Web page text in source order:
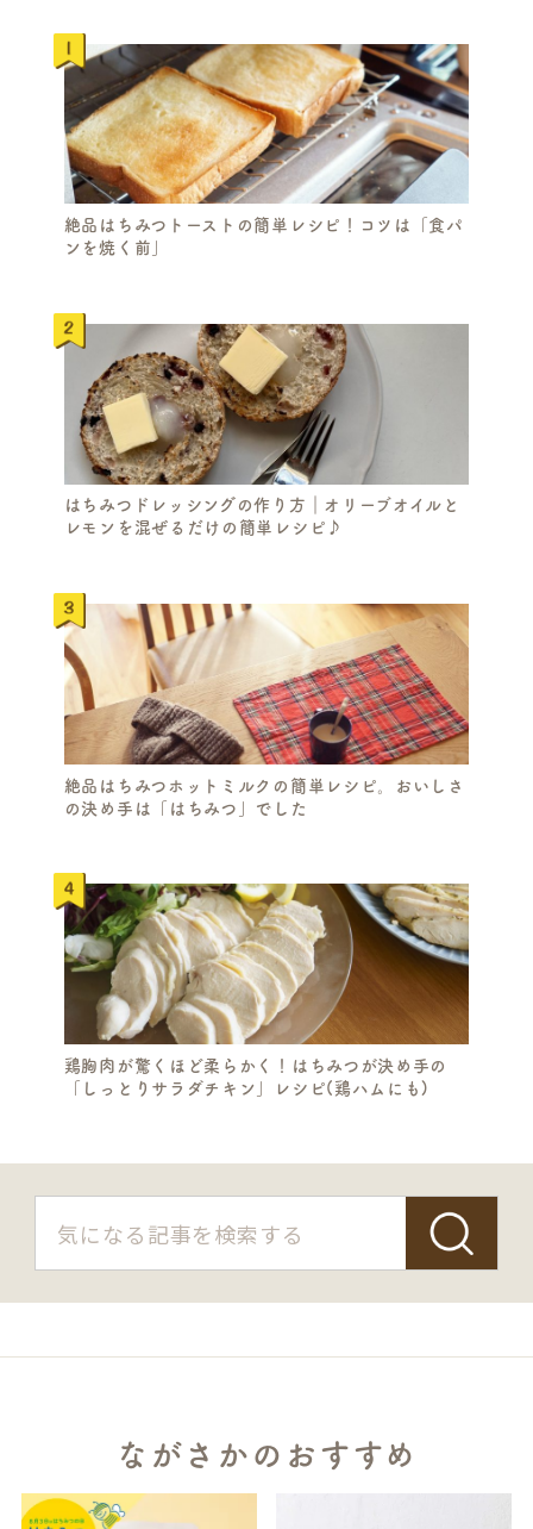
絶品はちみつトーストの簡単レシピ！コツは「食パ
ンを焼く前」
はちみつドレッシングの作り方｜オリーブオイルと
レモンを混ぜるだけの簡単レシピ♪
絶品はちみつホットミルクの簡単レシピ。おいしさ
の決め手は「はちみつ」でした
鶏胸肉が驚くほど柔らかく！はちみつが決め手の
「しっとりサラダチキン」レシピ(鶏ハムにも)
ながさかのおすすめ